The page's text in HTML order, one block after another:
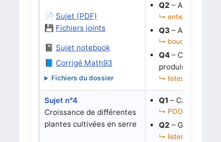
📄 Sujet (PDF)
💾 Fichiers joints
📓 Sujet notebook
📘 Corrigé Math93
Fichiers du dossier
Q2 – Associer à
↳ entiers, cas
Q3 – Ajouter un
↳ boucles, dates
Q4 – Corriger
produire un
↳ listes
Sujet n°4
Croissance de différentes
plantes cultivées en serre
Q1 – Calculer
↳ POO, instances,
Q2 – Grouper
↳ listes de